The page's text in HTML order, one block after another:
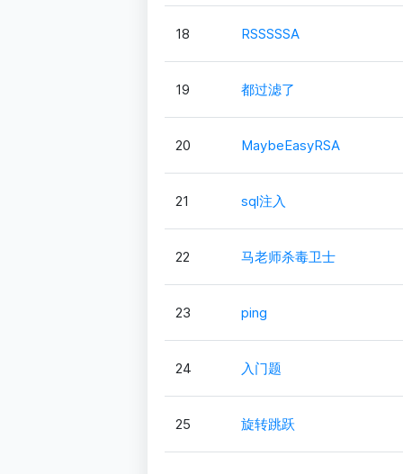
18 RSSSSSA
19 都过滤了
20 MaybeEasyRSA
21 sql注入
22 马老师杀毒卫士
23 ping
24 入门题
25 旋转跳跃